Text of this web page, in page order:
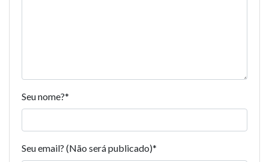
Seu nome?*
Seu email? (Não será publicado)*